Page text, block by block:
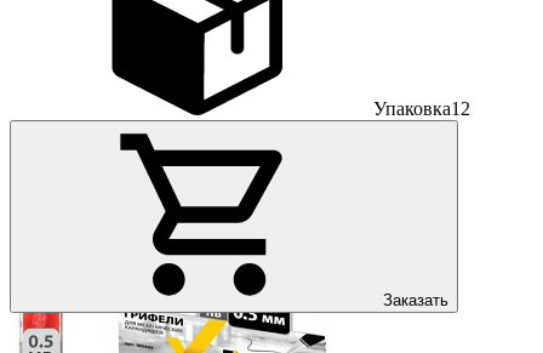
Упаковка12
Заказать